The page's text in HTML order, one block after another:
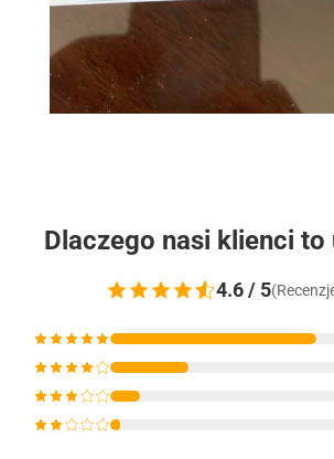
Dlaczego nasi klienci to
4.6 / 5